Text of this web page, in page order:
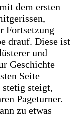
dem ersten
Fortsetzung
drauf. Diese ist
und
Geschichte
Seite
stetig steigt,
Pageturner.
zu etwas